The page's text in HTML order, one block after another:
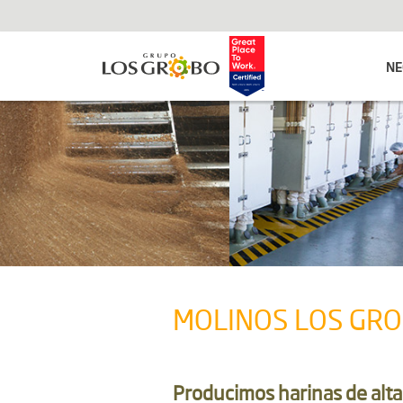
MOLINOS LOS
Producimos harinas de